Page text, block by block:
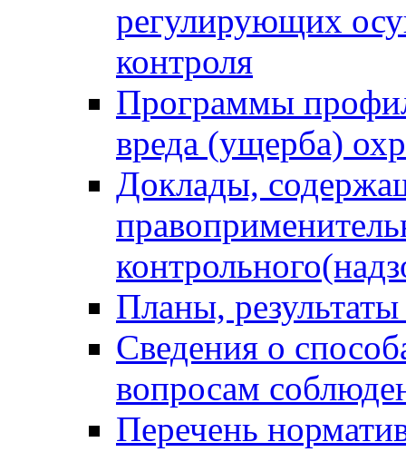
регулирующих
контроля
Программы
вреда (ущерба)
Доклады,
Планы,
Сведения о
вопросам
Перечень